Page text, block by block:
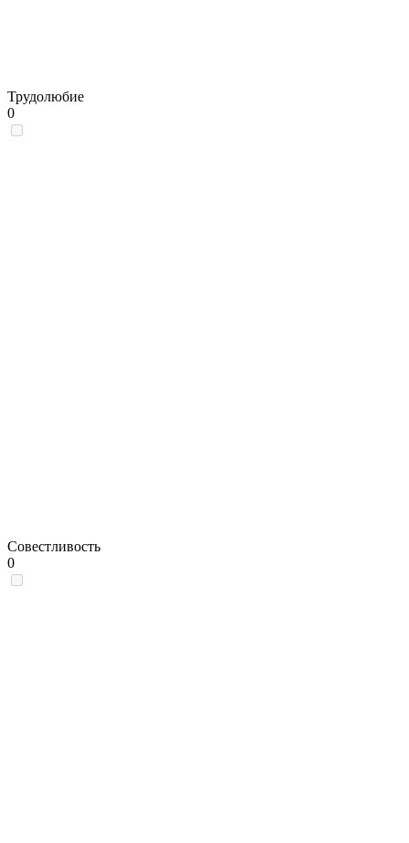
Трудолюбие
0
Совестливость
0